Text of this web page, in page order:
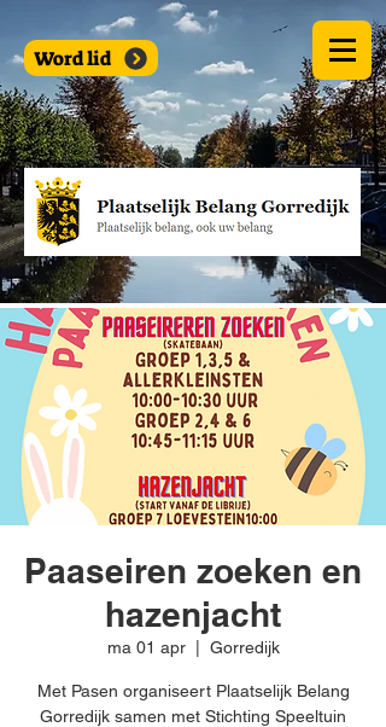
Word lid
Paaseiren zoeken en
hazenjacht
ma 01 apr
  |
Gorredijk
Met Pasen organiseert Plaatselijk Belang
Gorredijk samen met Stichting Speeltuin